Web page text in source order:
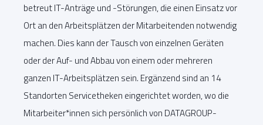
betreut IT-Anträge und -Störungen, die einen Einsatz vor
Ort an den Arbeitsplätzen der Mitarbeitenden notwendig
machen. Dies kann der Tausch von einzelnen Geräten
oder der Auf- und Abbau von einem oder mehreren
ganzen IT-Arbeitsplätzen sein. Ergänzend sind an 14
Standorten Servicetheken eingerichtet worden, wo die
Mitarbeiter*innen sich persönlich von DATAGROUP-